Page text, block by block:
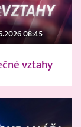
08:45
vztahy